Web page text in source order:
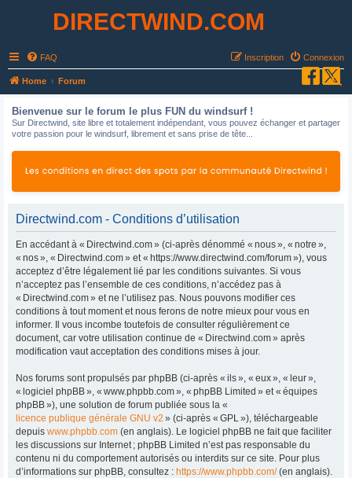
DIRECTWIND.COM
FAQ Connexion
Inscription
Home Forum
Bienvenue sur le forum le plus FUN du windsurf !
Sur Directwind, site libre et totalement indépendant, vous pouvez échanger et partager
votre passion pour le windsurf, librement et sans prise de tête...
Directwind.com - Conditions d’utilisation
En accédant à « Directwind.com » (ci-après dénommé « nous », « notre »,
« nos », « Directwind.com » et « https://www.directwind.com/forum »), vous
acceptez d’être légalement lié par les conditions suivantes. Si vous
n’acceptez pas l’ensemble de ces conditions, n’accédez pas à
« Directwind.com » et ne l’utilisez pas. Nous pouvons modifier ces
conditions à tout moment et nous ferons de notre mieux pour vous en
informer. Il vous incombe toutefois de consulter régulièrement ce
document, car votre utilisation continue de « Directwind.com » après
modification vaut acceptation des conditions mises à jour.
Nos forums sont propulsés par phpBB (ci-après « ils », « eux », « leur »,
« logiciel phpBB », « www.phpbb.com », « phpBB Limited » et « équipes
phpBB »), une solution de forum publiée sous la «
licence publique générale GNU v2 » (ci-après « GPL »), téléchargeable
depuis www.phpbb.com (en anglais). Le logiciel phpBB ne fait que faciliter
les discussions sur Internet ; phpBB Limited n’est pas responsable du
contenu ni du comportement autorisés ou interdits sur ce site. Pour plus
d’informations sur phpBB, consultez : https://www.phpbb.com/(en anglais).